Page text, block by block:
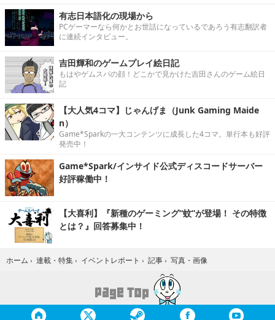
有志日本語化の現場から
PCゲーマーなら何かとお世話になっているであろう有志翻訳者
に連続インタビュー。
吉田輝和のゲームプレイ絵日記
もはやゲムスパの顔！どこかで見かけた吉田さんのゲーム絵日
記
【大人気4コマ】じゃんげま（Junk Gaming Maide
n）
Game*Sparkの一大コンテンツに成長した4コマ。単行本も好評
発売中！
Game*Spark/インサイド公式ディスコードサーバー
好評稼働中！
【大喜利】『新種のゲーミング“蚊”が登場！ その特徴
とは？』回答募集中！
ホーム › 連載・特集 › イベントレポート › 記事 › 写真・画像